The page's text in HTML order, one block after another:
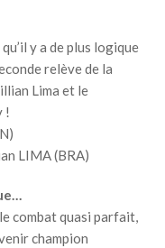
y a de plus logique
relève de la
Lima et le
!
LIMA (BRA)
combat quasi parfait,
champion